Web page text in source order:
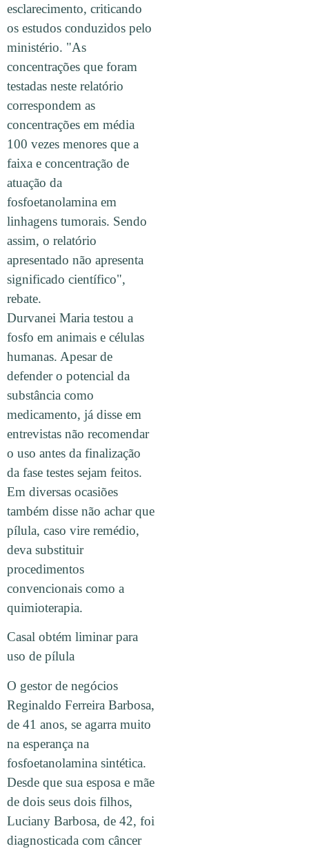
esclarecimento, criticando
os estudos conduzidos pelo
ministério. "As
concentrações que foram
testadas neste relatório
correspondem as
concentrações em média
100 vezes menores que a
faixa e concentração de
atuação da
fosfoetanolamina em
linhagens tumorais. Sendo
assim, o relatório
apresentado não apresenta
significado científico",
rebate.
Durvanei Maria testou a
fosfo em animais e células
humanas. Apesar de
defender o potencial da
substância como
medicamento, já disse em
entrevistas não recomendar
o uso antes da finalização
da fase testes sejam feitos.
Em diversas ocasiões
também disse não achar que
pílula, caso vire remédio,
deva substituir
procedimentos
convencionais como a
quimioterapia.
Casal obtém liminar para
uso de pílula
O gestor de negócios
Reginaldo Ferreira Barbosa,
de 41 anos, se agarra muito
na esperança na
fosfoetanolamina sintética.
Desde que sua esposa e mãe
de dois seus dois filhos,
Luciany Barbosa, de 42, foi
diagnosticada com câncer